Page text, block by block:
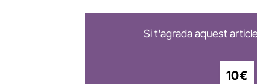
Si t'agrada aquest
10€